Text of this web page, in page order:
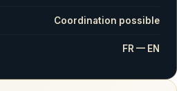
Coordination possible
FR — EN